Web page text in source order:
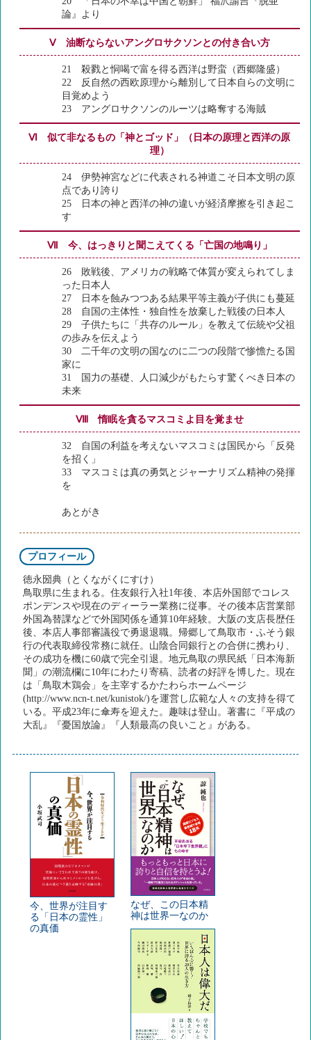
論』より
Ⅴ 油断ならないアングロサクソンとの付き合い方
21 殺戮と恫喝で富を得る西洋は野蛮（西郷隆盛）
22 反自然の西欧原理から離別して日本自らの文明に
目覚めよう
23 アングロサクソンのルーツは略奪する海賊
Ⅵ 似て非なるもの「神とゴッド」（日本の原理と西洋の原
理）
24 伊勢神宮などに代表される神道こそ日本文明の原
点であり誇り
25 日本の神と西洋の神の違いが経済摩擦を引き起こ
す
Ⅶ 今、はっきりと聞こえてくる「亡国の地鳴り」
26 敗戦後、アメリカの戦略で体質が変えられてしま
った日本人
27 日本を蝕みつつある結果平等主義が子供にも蔓延
28 自国の主体性・独自性を放棄した戦後の日本人
29 子供たちに「共存のルール」を教えて伝統や父祖
の歩みを伝えよう
30 二千年の文明の国なのに二つの段階で惨憺たる国
家に
31 国力の基礎、人口減少がもたらす驚くべき日本の
未来
Ⅷ 惰眠を貪るマスコミよ目を覚ませ
32 自国の利益を考えないマスコミは国民から「反発
を招く」
33 マスコミは真の勇気とジャーナリズム精神の発揮
を
あとがき
プロフィール
徳永圀典（とくながくにすけ）
鳥取県に生まれる。住友銀行入社1年後、本店外国部でコレス
ポンデンスや現在のディーラー業務に従事。その後本店営業部
外国為替課などで外国関係を通算10年経験。大阪の支店長歴任
後、本店人事部審議役で勇退退職。帰郷して鳥取市・ふそう銀
行の代表取締役常務に就任。山陰合同銀行との合併に携わり、
その成功を機に60歳で完全引退。地元鳥取の県民紙「日本海新
聞」の潮流欄に10年にわたり寄稿、読者の好評を博した。現在
は「鳥取木鶏会」を主宰するかたわらホームページ
(http://www.ncn-t.net/kunistok/)を運営し広範な人々の支持を得て
いる。平成23年に傘寿を迎えた。趣味は登山。著書に『平成の
大乱』『憂国放論』『人類最高の良いこと』がある。
今、世界が注目す
る「日本の霊性」
の真価
なぜ、この日本精
神は世界一なのか